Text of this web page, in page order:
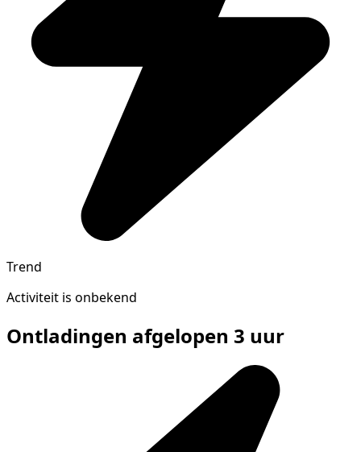
Trend
Activiteit is onbekend
Ontladingen afgelopen 3 uur